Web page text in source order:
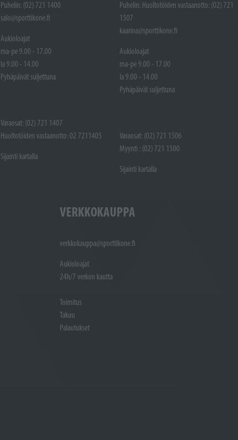
Puhelin: (02) 721 1400
salo@sporttikone.fi
Aukioloajat
ma-pe 9.00 - 17.00
la 9.00 - 14.00
Pyhäpäivät suljettuna
Varaosat: (02) 721 1407
Huoltotöiden vastaanotto: 02 7211405
Sijainti kartalla
Puhelin: Huoltotöiden vastaanotto: (02) 721
1507
kaarina@sporttikone.fi
Aukioloajat
ma-pe 9.00 - 17.00
la 9.00 - 14.00
Pyhäpäivät suljettuna
Varaosat: (02) 721 1506
Myynti : (02) 721 1500
Sijainti kartalla
VERKKOKAUPPA
verkkokauppa@sporttikone.fi
Aukioloajat
24h/7 verkon kautta
Toimitus
Takuu
Palautukset